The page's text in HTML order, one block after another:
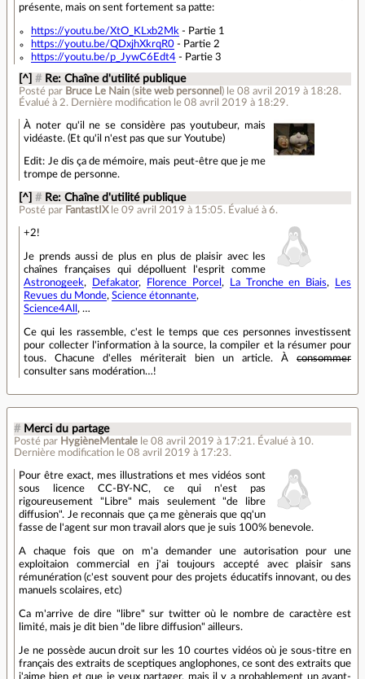
présente, mais on sent fortement sa patte:
https://youtu.be/XtO_KLxb2Mk - Partie 1
https://youtu.be/QDxjhXkrqR0 - Partie 2
https://youtu.be/p_JywC6Edt4 - Partie 3
[^] # Re: Chaîne d'utilité publique
Posté par Bruce Le Nain (site web personnel ) le 08 avril 2019 à 18:28.
Évalué à 2. Dernière modification le 08 avril 2019 à 18:29.
À noter qu'il ne se considère pas youtubeur, mais
vidéaste. (Et qu'il n'est pas que sur Youtube)
Edit: Je dis ça de mémoire, mais peut-être que je me
trompe de personne.
[^] # Re: Chaîne d'utilité publique
Posté par FantastIX le 09 avril 2019 à 15:05. Évalué à6.
+2!
Je prends aussi de plus en plus de plaisir avec les
chaînes françaises qui dépolluent l'esprit comme
Astronogeek, Defakator, Florence Porcel , La Tronche en Biais,
Les
Revues du Monde,Science étonnante,
Science4All , …
Ce qui les rassemble, c'est le temps que ces personnes investissent
pour collecter l'information à la source, la compiler et la résumer pour
tous. Chacune d'elles mériterait bien un article. À consommer
consulter sans modération…!
# Merci du partage
Posté par HygièneMentale le 08 avril 2019 à 17:21 . Évalué à 10.
Dernière modification le 08 avril 2019 à 17:23.
Pour être exact, mes illustrations et mes vidéos sont
sous licence CC-BY-NC, ce qui n'est pas
rigoureusement "Libre" mais seulement "de libre
diffusion". Je reconnais que ça me gènerais que qq'un
fasse de l'agent sur mon travail alors que je suis 100% benevole.
A chaque fois que on m'a demander une autorisation pour une
exploitaion commercial en j'ai toujours accepté avec plaisir sans
rémunération (c'est souvent pour des projets éducatifs innovant, ou des
manuels scolaires, etc)
Ca m'arrive de dire "libre" sur twitter où le nombre de caractère est
limité, mais je dit bien "de libre diffusion" ailleurs.
Je ne possède aucun droit sur les 10 courtes vidéos où je sous-titre en
français des extraits de sceptiques anglophones, ce sont des extraits que
j'aime bien et que je veux partager, mais il y a probablement un ayant-